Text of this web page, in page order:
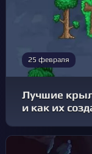
25 февраля
Лучшие
и как их